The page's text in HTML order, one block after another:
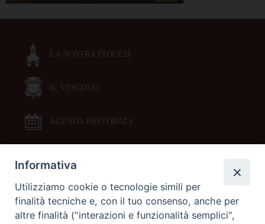
LA NOSTRA DIOCESI
IL VESCOVO
AGENDA PASTORALE
DOCUMENTI PASTORALI
ORARI MESSE
Informativa
Utilizziamo cookie o tecnologie simili per
finalità tecniche e, con il tuo consenso, anche per
altre finalità ("interazioni e funzionalità semplici",